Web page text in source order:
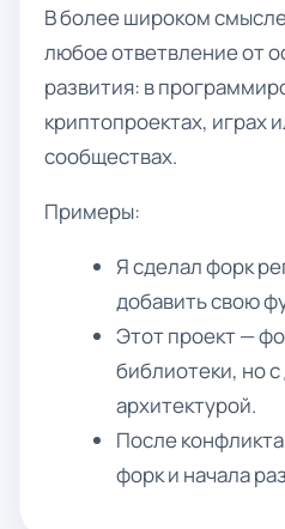
В более широком
любое ответвление от
развития: в
криптопроектах, играх
сообществах.
Примеры:
Я сделал форк
добавить свою
Этот проект —
библиотеки, но с
архитектурой.
После
форк и начала